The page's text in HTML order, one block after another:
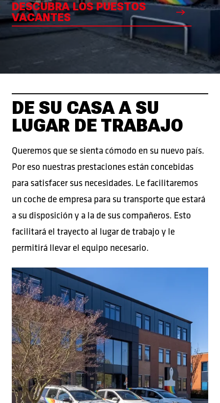
DESCUBRA LOS PUESTOS
VACANTES
DE SU CASA A SU
LUGAR DE TRABAJO
Queremos que se sienta cómodo en su nuevo país.
Por eso nuestras prestaciones están concebidas
para satisfacer sus necesidades. Le facilitaremos
un coche de empresa para su transporte que estará
a su disposición y a la de sus compañeros. Esto
facilitará el trayecto al lugar de trabajo y le
permitirá llevar el equipo necesario.